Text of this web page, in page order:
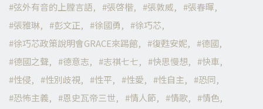
弦外有音的上膛言語
張啓楷 張敦威
張春暉
張雅琳
彭文正 徐國勇
徐巧芯
徐巧芯政策說明會GRACE來踢館
復甦安妮
德國
德國之聲
德意志 志祺七七 快思慢想
快車
性侵
性別歧視 性平 性愛 性自主
恐同
恐怖主義
恩史瓦帝三世 情人節 情歌
情色